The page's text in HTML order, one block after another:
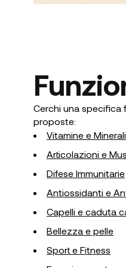
Cerchi una specifica
proposte:
Vitamine e Minerali
Articolazioni e
Difese Immunitarie
Antiossidanti e
Capelli e caduta
Bellezza e pelle
Sport e Fitness